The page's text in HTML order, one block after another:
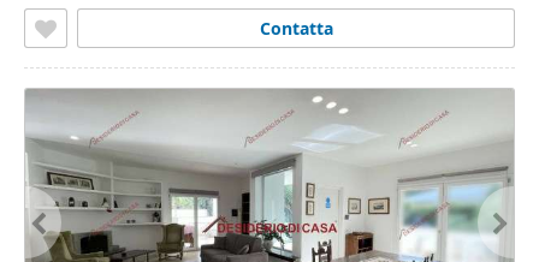
Contatta